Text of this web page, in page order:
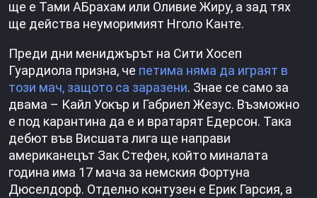
ще е Тами АБрахам или Оливие Жиру, а зад тях
ще действа неуморимият Нголо Канте.
Преди дни мениджърът на Сити Хосеп
Гуардиола призна, че петима няма да играят в
този мач, защото са заразени. Знае се само за
двама – Кайл Уокър и Габриел Жезус. Възможно
е под карантина да е и вратарят Едерсон. Така
дебют във Висшата лига ще направи
американецът Зак Стефен, който миналата
година има 17 мача за немския Фортуна
Дюселдорф. Отделно контузен е Ерик Гарсия, а